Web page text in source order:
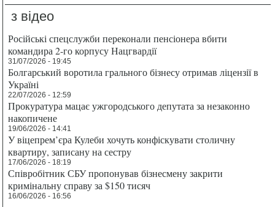
з відео
Російські спецслужби переконали пенсіонера вбити
командира 2-го корпусу Нацгвардії
31/07/2026 - 19:45
Болгарський воротила грального бізнесу отримав ліцензії в
Україні
22/07/2026 - 12:59
Прокуратура мацає ужгородського депутата за незаконно
накопичене
19/06/2026 - 14:41
У віцепрем’єра Кулеби хочуть конфіскувати столичну
квартиру, записану на сестру
17/06/2026 - 18:19
Співробітник СБУ пропонував бізнесмену закрити
кримінальну справу за $150 тисяч
16/06/2026 - 16:56